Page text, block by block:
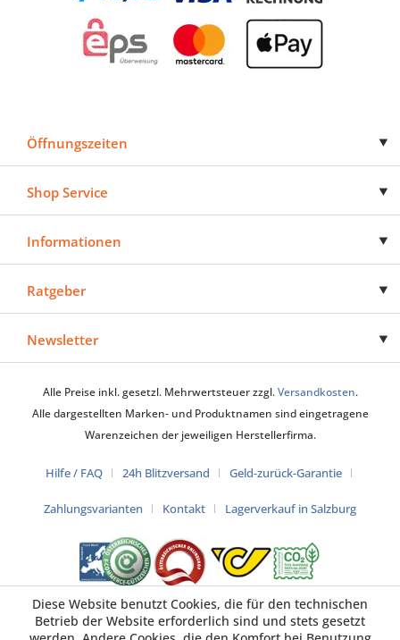
Öffnungszeiten
Shop Service
Informationen
Ratgeber
Newsletter
Alle Preise inkl. gesetzl. Mehrwertsteuer zzgl.Versandkosten.
Alle dargestellten Marken- und Produktnamen sind eingetragene
Warenzeichen der jeweiligen Herstellerfirma.
Hilfe / FAQ 24h Blitzversand Geld-zurück-Garantie
Zahlungsvarianten Kontakt Lagerverkauf in Salzburg
Diese Website benutzt Cookies, die für den technischen
Betrieb der Website erforderlich sind und stets gesetzt